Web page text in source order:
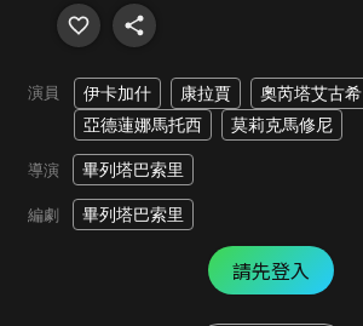
演員 伊卡加什 康拉賈 奧芮塔艾古希
亞德蓮娜馬托西
莫莉克馬修尼
導演 畢列塔巴索里
編劇 畢列塔巴索里
請先登入